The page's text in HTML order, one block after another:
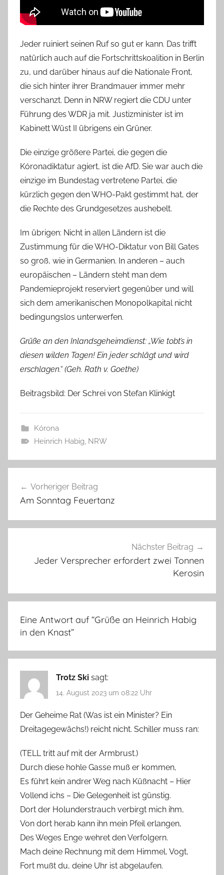
Jeder ruiniert seinen Ruf so gut er kann. Das trifft
natürlich auch auf die Fortschrittskoalition in Berlin
zu, und darüber hinaus auf die Nationale Front,
die sich hinter ihrer Brandmauer immer mehr
verschanzt. Denn in NRW regiert die CDU unter
Führung des WDR ja mit. Justizminister ist im
Kabinett Wüst II übrigens ein Grüner.
Die einzige größere Partei, die gegen die
Kóronadiktatur agiert, ist die AfD. Sie war auch die
einzige im Bundestag vertretene Partei, die
kürzlich gegen den WHO-Pakt gestimmt hat, der
die Rechte des Grundgesetzes aushebelt.
Im übrigen: Nicht in allen Ländern ist die
Zustimmung für die WHO-Diktatur von Bill Gates
so groß, wie in Germanien. In anderen – auch
europäischen – Ländern steht man dem
Pandemieprojekt reserviert gegenüber und will
sich dem amerikanischen Monopolkapital nicht
bedingungslos unterwerfen.
Grüße an den Inlandsgeheimdienst: „Wie tobt’s in
diesen wilden Tagen! Ein jeder schlägt und wird
erschlagen.“ (Geh. Rath v. Goethe)
Beitragsbild: Der Schrei von Stefan Klinkigt
Kórona
Heinrich Habig, NRW
Vorheriger Beitrag
Am Sonntag Feuertanz
Nächster Beitrag
Jeder Versprecher erfordert zwei Tonnen
Kerosin
Eine Antwort auf “Grüße an Heinrich Habig
in den Knast”
Trotz Ski sagt:
14. August 2023 um 08:22 Uhr
Der Geheime Rat (Was ist ein Minister? Ein
Dreitagegewächs!) reicht nicht. Schiller muss ran:
(TELL tritt auf mit der Armbrust.)
Durch diese hohle Gasse muß er kommen,
Es führt kein andrer Weg nach Küßnacht – Hier
Vollend ichs – Die Gelegenheit ist günstig.
Dort der Holunderstrauch verbirgt mich ihm,
Von dort herab kann ihn mein Pfeil erlangen,
Des Weges Enge wehret den Verfolgern.
Mach deine Rechnung mit dem Himmel, Vogt,
Fort mußt du, deine Uhr ist abgelaufen.